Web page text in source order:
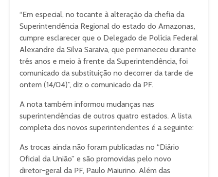
“Em especial, no tocante à alteração da chefia da
Superintendência Regional do estado do Amazonas,
cumpre esclarecer que o Delegado de Polícia Federal
Alexandre da Silva Saraiva, que permaneceu durante
três anos e meio à frente da Superintendência, foi
comunicado da substituição no decorrer da tarde de
ontem (14/04)”, diz o comunicado da PF.
A nota também informou mudanças nas
superintendências de outros quatro estados. A lista
completa dos novos superintendentes é a seguinte:
As trocas ainda não foram publicadas no “Diário
Oficial da União” e são promovidas pelo novo
diretor-geral da PF, Paulo Maiurino. Além das